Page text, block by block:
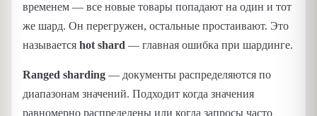
временем — все новые товары попадают на один и тот
же шард. Он перегружен, остальные простаивают. Это
называется hot shard — главная ошибка при шардинге.
Ranged sharding — документы распределяются по
диапазонам значений. Подходит когда значения
равномерно распределены или когда запросы часто